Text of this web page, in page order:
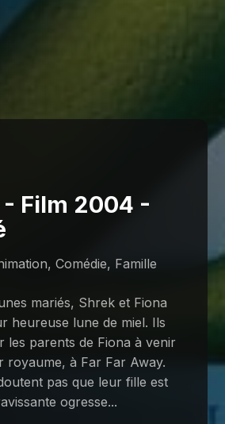
- Film 2004 -
Comédie, Famille
mariés, Shrek et Fiona
heureuse lune de miel. Ils
les parents de Fiona à venir
royaume, à Far Far Away.
pas que leur fille est
ogresse...